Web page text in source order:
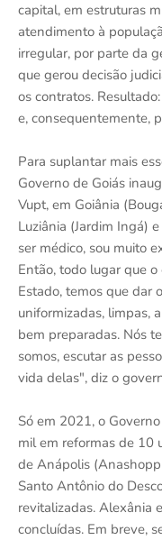
capital, em estruturas
atendimento à
irregular, por parte da
que gerou decisão
os contratos.
e, consequentemente,
Para suplantar mais
Governo de Goiás
Vupt, em Goiânia
Luziânia (Jardim Ingá)
ser médico, sou muito
Então, todo lugar que
Estado, temos que dar
uniformizadas, limpas,
bem preparadas. Nós
somos, escutar as
vida delas", diz o
Só em 2021, o
mil em reformas de 10
de Anápolis
Santo Antônio do
revitalizadas. Alexânia
concluídas. Em breve,